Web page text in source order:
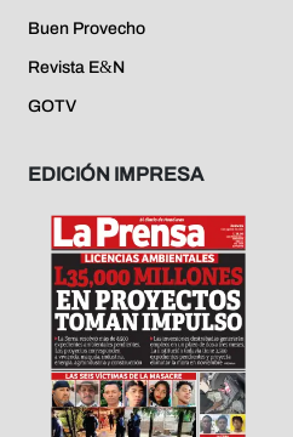
Buen Provecho
Revista E&N
GOTV
EDICIÓN IMPRESA